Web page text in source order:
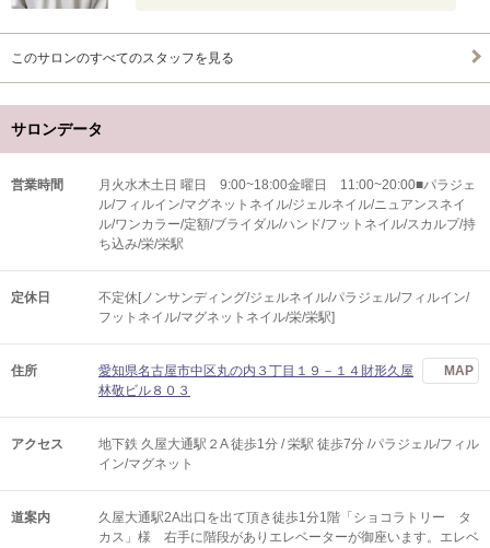
このサロンのすべてのスタッフを見る
サロンデータ
営業時間
月火水木土日 曜日 9:00~18:00金曜日 11:00~20:00■パラジェ
ル/フィルイン/マグネットネイル/ジェルネイル/ニュアンスネイ
ル/ワンカラー/定額/ブライダル/ハンド/フットネイル/スカルプ/持
ち込み/栄/栄駅
定休日
不定休[ノンサンディング/ジェルネイル/パラジェル/フィルイン/
フットネイル/マグネットネイル/栄/栄駅]
住所
愛知県名古屋市中区丸の内３丁目１９－１４財形久屋
林敬ビル８０３
MAP
アクセス
地下鉄 久屋大通駅２A 徒歩1分 / 栄駅 徒歩7分 /パラジェル/フィル
イン/マグネット
道案内
久屋大通駅2A出口を出て頂き徒歩1分1階「ショコラトリー タ
カス」様 右手に階段がありエレベーターが御座います。エレベ